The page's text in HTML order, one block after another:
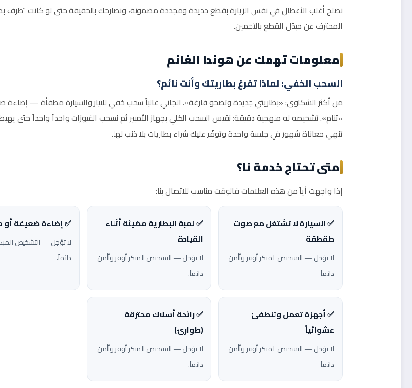
نصلح أغلب الأعطال في نفس الزيارة بقطع جديدة ومجددة مضمونة، ونصارحك بالحقيقة حتى لو كانت “طرف
المحترف عن مبدّل القطع بالتخمين.
معلومات تهمك عن هوندا الغانم
السحب الخفي: لماذا تفرغ بطاريتك وأنت نائم؟
من أكثر الشكاوى: «بطاريتي جديدة وتصحو فارغة». الجاني غالباً سحب خفي للتيار والسيارة مطفأة —
«تنام». تشخيصه له منهجية دقيقة: نقيس السحب الكلي بجهاز الأمبير ثم نسحب الفيوزات واحداً واحداً حتى
تنهي معاناة شهور في جلسة واحدة وتوفّر عليك شراء بطاريات بلا ذنب لها.
متى تحتاج خدمة نا؟
إذا واجهت أياً من هذه العلامات فالوقت مناسب للاتصال بنا:
✅ السيارة لا تشتغل مع صوت
طقطقة
لا تؤجل — التشخيص المبكر أوفر وأأمن
دائماً.
✅ لمبة البطارية مضيئة أثناء
القيادة
لا تؤجل — التشخيص المبكر أوفر وأأمن
دائماً.
✅ إضاءة ضعيفة أو
لا تؤجل — التشخيص
دائماً.
✅ أجهزة تعمل وتنطفئ
عشوائياً
لا تؤجل — التشخيص المبكر أوفر وأأمن
دائماً.
✅ رائحة أسلاك محترقة
(طوارئ)
لا تؤجل — التشخيص المبكر أوفر وأأمن
دائماً.